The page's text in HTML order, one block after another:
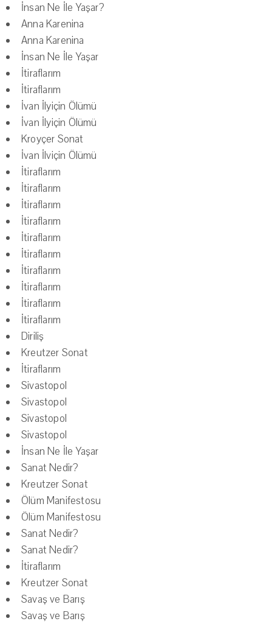
İnsan Ne İle Yaşar?
Anna Karenina
Anna Karenina
İnsan Ne İle Yaşar
İtiraflarım
İtiraflarım
İvan İlyiçin Ölümü
İvan İlyiçin Ölümü
Kroyçer Sonat
İvan İlviçin Ölümü
İtiraflarım
İtiraflarım
İtiraflarım
İtiraflarım
İtiraflarım
İtiraflarım
İtiraflarım
İtiraflarım
İtiraflarım
İtiraflarım
Diriliş
Kreutzer Sonat
İtiraflarım
Sivastopol
Sivastopol
Sivastopol
Sivastopol
İnsan Ne İle Yaşar
Sanat Nedir?
Kreutzer Sonat
Ölüm Manifestosu
Ölüm Manifestosu
Sanat Nedir?
Sanat Nedir?
İtiraflarım
Kreutzer Sonat
Savaş ve Barış
Savaş ve Barış